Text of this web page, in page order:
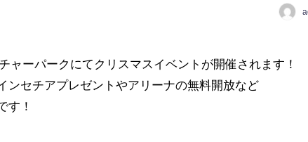
ャーパークにてクリスマスイベントが開催されます！
ンセチアプレゼントやアリーナの無料開放など
す！